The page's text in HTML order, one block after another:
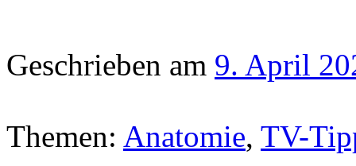
Geschrieben am 9. April
Themen: Anatomie, TV-